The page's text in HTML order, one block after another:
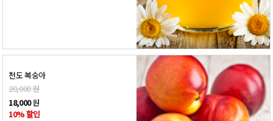
천도 복숭아
20,000원
18,000원
10% 할인